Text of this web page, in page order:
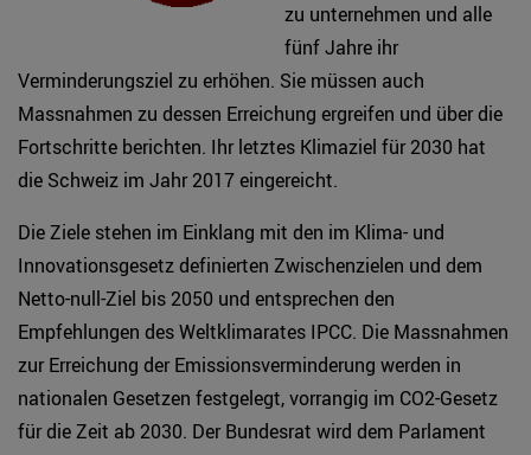
zu unternehmen und alle
fünf Jahre ihr
Verminderungsziel zu erhöhen. Sie müssen auch
Massnahmen zu dessen Erreichung ergreifen und über die
Fortschritte berichten. Ihr letztes Klimaziel für 2030 hat
die Schweiz im Jahr 2017 eingereicht.
Die Ziele stehen im Einklang mit den im Klima- und
Innovationsgesetz definierten Zwischenzielen und dem
Netto-null-Ziel bis 2050 und entsprechen den
Empfehlungen des Weltklimarates IPCC. Die Massnahmen
zur Erreichung der Emissionsverminderung werden in
nationalen Gesetzen festgelegt, vorrangig im CO2-Gesetz
für die Zeit ab 2030. Der Bundesrat wird dem Parlament